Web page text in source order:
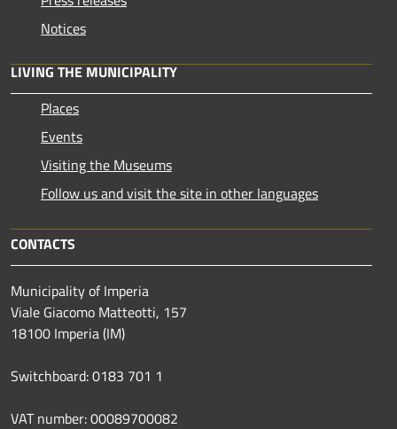
Notices
LIVING THE MUNICIPALITY
Places
Events
Visiting the Museums
Follow us and visit the site in other languages
CONTACTS
Municipality of Imperia
Viale Giacomo Matteotti, 157
18100 Imperia (IM)
Switchboard: 0183 701 1
VAT number: 00089700082